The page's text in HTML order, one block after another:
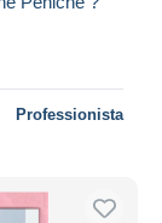
Professionista